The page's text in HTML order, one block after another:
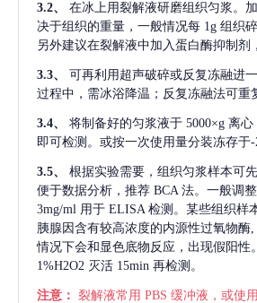
3.2、
在冰上用裂解液研磨组织匀浆。
决于组织的重量，一般情况每 1g 组织
另外建议在裂解液中加入蛋白酶抑制剂
3.3、 可再利用超声破碎或反复冻融进
过程中，需冰浴降温；反复冻融法可重
3.4、 将制备好的匀浆液于 5000×g 离
即可检测。或按一次使用量分装冻存于-
3.5、 根据实验需要，组织匀浆样本可
便于数据分析，推荐 BCA 法。一般调
3mg/ml 用于 ELISA 检测。某些组织样
胰腺因含有较高浓度的内源性过氧物酶
情况下会和显色底物反应，出现假阳性
1%H2O2 灭活 15min 再检测。
注意： 裂解液常用 PBS 缓冲液，或使